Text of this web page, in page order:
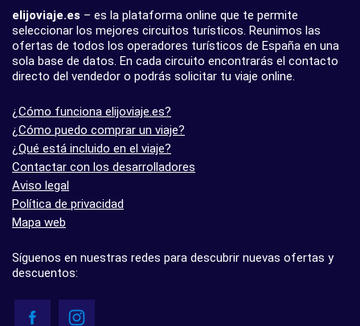
elijoviaje.es – es la plataforma online que te permite
seleccionar los mejores circuitos turísticos. Reunimos las
ofertas de todos los operadores turísticos de España en una
sola base de datos. En cada circuito encontrarás el contacto
directo del vendedor o podrás solicitar tu viaje online.
¿Cómo funciona elijoviaje.es?
¿Cómo puedo comprar un viaje?
¿Qué está incluido en el viaje?
Contactar con los desarrolladores
Aviso legal
Política de privacidad
Mapa web
Síguenos en nuestras redes para descubrir nuevas ofertas y
descuentos: